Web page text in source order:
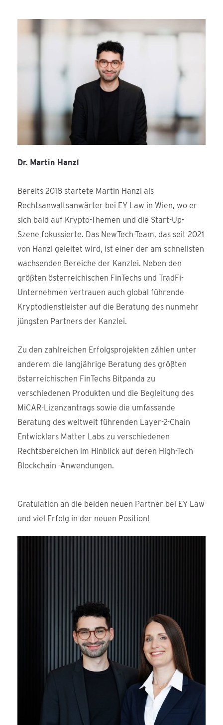
Dr. Martin Hanzl
Bereits 2018 startete Martin Hanzl als
Rechtsanwaltsanwärter bei EY Law in Wien, wo er
sich bald auf Krypto-Themen und die Start-Up-
Szene fokussierte. Das NewTech-Team, das seit 2021
von Hanzl geleitet wird, ist einer der am schnellsten
wachsenden Bereiche der Kanzlei. Neben den
größten österreichischen FinTechs und TradFi-
Unternehmen vertrauen auch global führende
Kryptodienstleister auf die Beratung des nunmehr
jüngsten Partners der Kanzlei.
Zu den zahlreichen Erfolgsprojekten zählen unter
anderem die langjährige Beratung des größten
österreichischen FinTechs Bitpanda zu
verschiedenen Produkten und die Begleitung des
MiCAR-Lizenzantrags sowie die umfassende
Beratung des weltweit führenden Layer-2-Chain
Entwicklers Matter Labs zu verschiedenen
Rechtsbereichen im Hinblick auf deren High-Tech
Blockchain -Anwendungen.
Gratulation an die beiden neuen Partner bei EY Law
und viel Erfolg in der neuen Position!